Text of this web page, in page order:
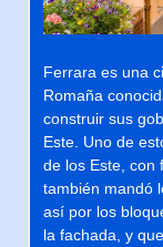
Ferrara es una
Romaña
construir sus
Este. Uno de
de los Este, con
también mandó
así por los
la fachada, y